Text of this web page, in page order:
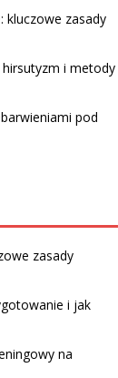
kluczowe zasady
hirsutyzm i metody
pod
zasady
i jak
na